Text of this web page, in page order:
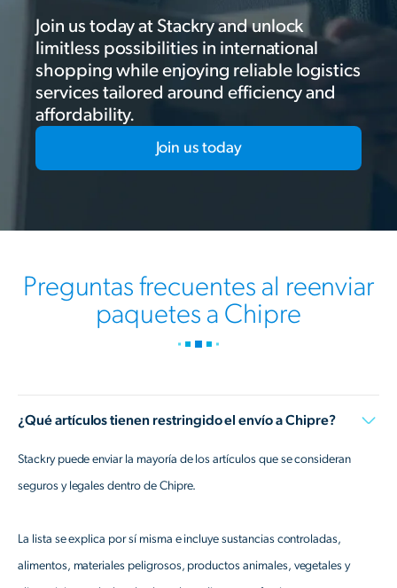
Join us today at Stackry and unlock
limitless possibilities in international
shopping while enjoying reliable logistics
services tailored around efficiency and
affordability.
Join us today
Preguntas frecuentes al reenviar
paquetes a Chipre
¿Qué artículos tienen restringido el envío a Chipre?
Stackry puede enviar la mayoría de los artículos que se consideran
seguros y legales dentro de Chipre.
La lista se explica por sí misma e incluye sustancias controladas,
alimentos, materiales peligrosos, productos animales, vegetales y